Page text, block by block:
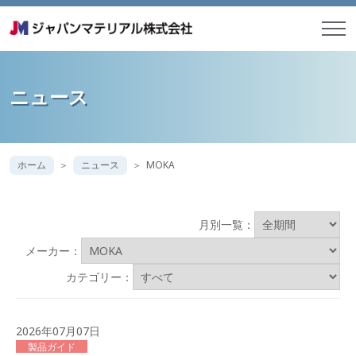
ニュース
ホーム ニュース MOKA
月別一覧：
メーカー：
カテゴリー：
2026年07月07日
製品ガイド